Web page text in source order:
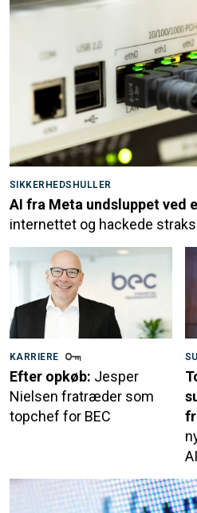
SIKKERHEDSHULLER
AI fra Meta undsluppet ved
internettet og hackede
KARRIERE
Efter opkøb: Jesper
Nielsen fratræder som
topchef for BEC